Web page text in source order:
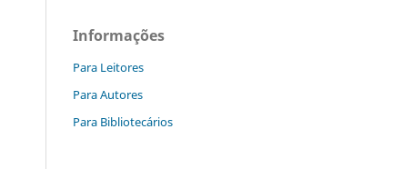
Informações
Para Leitores
Para Autores
Para Bibliotecários